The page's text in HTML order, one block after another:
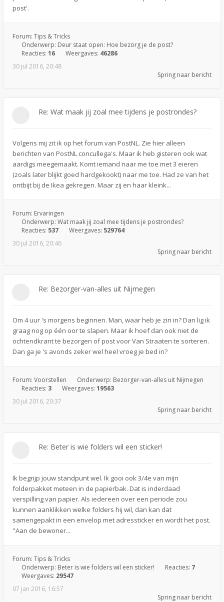
post'.
Forum: Tips & Tricks
Onderwerp: Deur staat open: Hoe bezorg je de post?
Reacties: 16 Weergaves: 46286
30 jul 2016, 20:48
Spring naar bericht
Re: Wat maak jij zoal mee tijdens je postrondes?
Volgens mij zit ik op het forum van PostNL. Zie hier alleen
berichten van PostNL concullega's. Maar ik heb gisteren ook wat
aardigs meegemaakt. Komt iemand naar me toe met 3 eieren
(zoals later blijkt goed hardgekookt) naar me toe. Had ze van het
ontbijt bij de Ikea gekregen. Maar zij en haar kleink...
Forum: Ervaringen
Onderwerp: Wat maak jij zoal mee tijdens je postrondes?
Reacties: 537 Weergaves: 529764
30 jul 2016, 20:46
Spring naar bericht
Re: Bezorger-van-alles uit Nijmegen
Om 4 uur 's morgens beginnen. Man, waar heb je zin in? Dan lig ik
graag nog op één oor te slapen. Maar ik hoef dan ook niet de
ochtendkrant te bezorgen of post voor Van Straaten te sorteren.
Dan ga je 's avonds zeker wel heel vroeg je bed in?
Forum: Voorstellen Onderwerp: Bezorger-van-alles uit Nijmegen
Reacties: 3 Weergaves: 19563
30 jul 2016, 20:37
Spring naar bericht
Re: Beter is wie folders wil een sticker!
Ik begrijp jouw standpunt wel. Ik gooi ook 3/4e van mijn
folderpakket meteen in de papierbak. Dat is inderdaad
verspilling van papier. Als iedereen over een periode zou
kunnen aanklikken welke folders hij wil, dan kan dat
samengepakt in een envelop met adressticker en wordt het post.
"Aan de bewoner...
Forum: Tips & Tricks
Onderwerp: Beter is wie folders wil een sticker! Reacties: 7
Weergaves: 29547
07 jan 2016, 16:57
Spring naar bericht